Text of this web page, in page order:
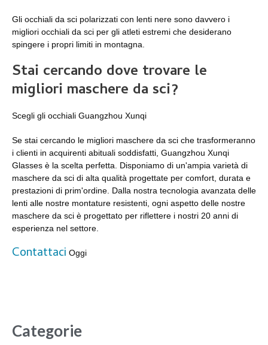
Gli occhiali da sci polarizzati con lenti nere sono davvero i
migliori occhiali da sci per gli atleti estremi che desiderano
spingere i propri limiti in montagna.
Stai cercando dove trovare le
migliori maschere da sci?
Scegli gli occhiali Guangzhou Xunqi
Se stai cercando le migliori maschere da sci che trasformeranno
i clienti in acquirenti abituali soddisfatti, Guangzhou Xunqi
Glasses è la scelta perfetta. Disponiamo di un'ampia varietà di
maschere da sci di alta qualità progettate per comfort, durata e
prestazioni di prim'ordine. Dalla nostra tecnologia avanzata delle
lenti alle nostre montature resistenti, ogni aspetto delle nostre
maschere da sci è progettato per riflettere i nostri 20 anni di
esperienza nel settore.
Contattaci Oggi
Categorie